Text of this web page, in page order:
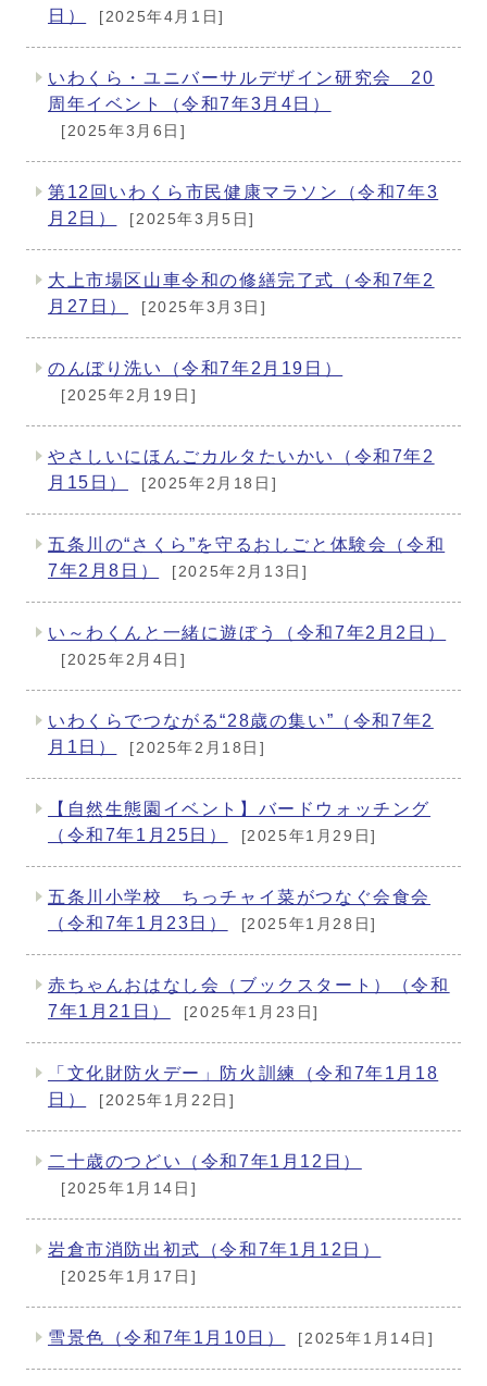
日）
[2025年4月1日]
いわくら・ユニバーサルデザイン研究会 20
周年イベント（令和7年3月4日）
[2025年3月6日]
第12回いわくら市民健康マラソン（令和7年3
月2日）
[2025年3月5日]
大上市場区山車令和の修繕完了式（令和7年2
月27日）
[2025年3月3日]
のんぼり洗い（令和7年2月19日）
[2025年2月19日]
やさしいにほんごカルタたいかい（令和7年2
月15日）
[2025年2月18日]
五条川の“さくら”を守るおしごと体験会（令和
7年2月8日）
[2025年2月13日]
い～わくんと一緒に遊ぼう（令和7年2月2日）
[2025年2月4日]
いわくらでつながる“28歳の集い”（令和7年2
月1日）
[2025年2月18日]
【自然生態園イベント】バードウォッチング
（令和7年1月25日）
[2025年1月29日]
五条川小学校 ちっチャイ菜がつなぐ会食会
（令和7年1月23日）
[2025年1月28日]
赤ちゃんおはなし会（ブックスタート）（令和
7年1月21日）
[2025年1月23日]
「文化財防火デー」防火訓練（令和7年1月18
日）
[2025年1月22日]
二十歳のつどい（令和7年1月12日）
[2025年1月14日]
岩倉市消防出初式（令和7年1月12日）
[2025年1月17日]
雪景色（令和7年1月10日） [2025年1月14日]